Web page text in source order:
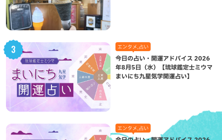
エンタメ,占い
今日の占い・開運アドバイス 2026
年8月5日（水）【琉球鑑定士ミウマ
まいにち九星気学開運占い】
エンタメ,占い